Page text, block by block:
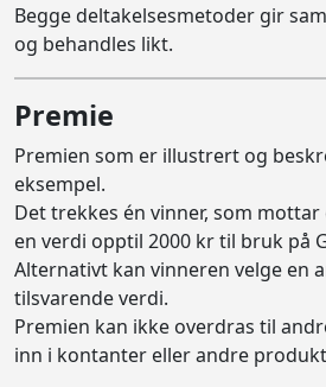
Begge deltakelsesmetoder gir
og behandles likt.
Premie
Premien som er illustrert og
eksempel.
Det trekkes én vinner, som
en verdi opptil 2000 kr til bruk på
Alternativt kan vinneren velge en
tilsvarende verdi.
Premien kan ikke overdras til
inn i kontanter eller andre